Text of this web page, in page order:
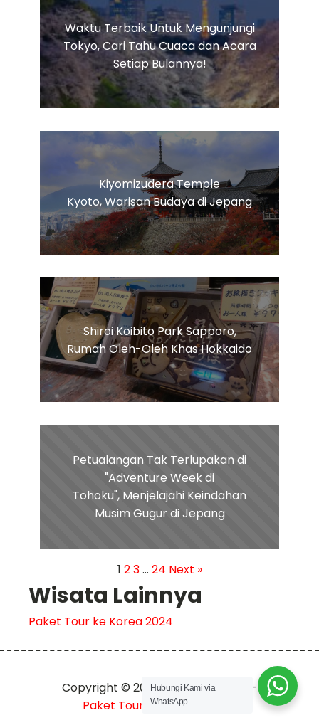
Waktu Terbaik Untuk Mengunjungi
Tokyo, Cari Tahu Cuaca dan Acara
Setiap Bulannya!
Kiyomizudera Temple
Kyoto, Warisan Budaya di Jepang
Shiroi Koibito Park Sapporo,
Rumah Oleh-Oleh Khas Hokkaido
Petualangan Tak Terlupakan di
"Adventure Week di
Tohoku", Menjelajahi Keindahan
Musim Gugur di Jepang
1 23… 24 Next »
Wisata Lainnya
Paket Tour ke Korea 2024
Copyright © 2023 tripjepang.co.id -
Paket Tour ke Jepang 2024
Hubungi Kami via
WhatsApp